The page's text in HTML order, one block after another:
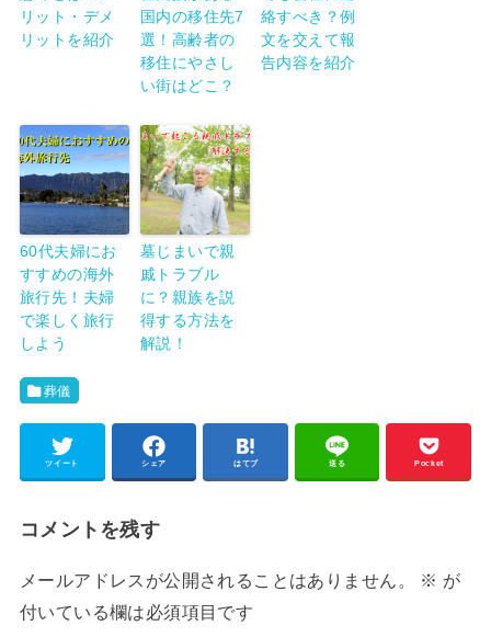
リット・デメ
リットを紹介
国内の移住先7
選！高齢者の
移住にやさし
い街はどこ？
絡すべき？例
文を交えて報
告内容を紹介
60代夫婦にお
すすめの海外
旅行先！夫婦
で楽しく旅行
しよう
墓じまいで親
戚トラブル
に？親族を説
得する方法を
解説！
葬儀
ツイート シェア はてブ 送る Pocket
コメントを残す
メールアドレスが公開されることはありません。 ※ が
付いている欄は必須項目です